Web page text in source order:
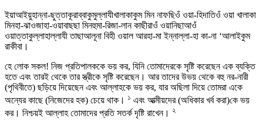
ইয়াআইয়ুহান্না-ছুত্তাকূরাব্বাকুমুল্লাযীখালাকাকুম মিন নাফছিওঁ ওয়া-হিদাতিওঁ ওয়া খালাকা
মিনহা-ঝাওজাহা-ওয়াবাছছা মিনহুমা-রিজা-লান কাছীরাওঁ ওয়ানিছাআওঁ
ওয়াত্তাকুল্লাহাল্লাযী তাছাআলূনা বিহী ওয়াল আরহা-মা ইন্নাল্লা-হা কা-না ‘আলাইকুম
রাকীবা।
হে লোক সকল! নিজ প্রতিপালককে ভয় কর, যিনি তোমাদেরকে সৃষ্টি করেছেন এক ব্যক্তি
হতে এবং তারই থেকে তার স্ত্রীকে সৃষ্টি করেছেন। আর তাদের উভয় থেকে বহু নর-নারী
(পৃথিবীতে) ছড়িয়ে দিয়েছেন এবং আল্লাহকে ভয় কর, যার অছিলা দিয়ে তোমরা একে
অন্যের কাছে (নিজেদের হক) চেয়ে থাক। ১ এবং আত্মীয়দের (অধিকার খর্ব করা)কে ভয়
কর। নিশ্চয়ই আল্লাহ তোমাদের প্রতি সতর্ক দৃষ্টি রাখেন। ২